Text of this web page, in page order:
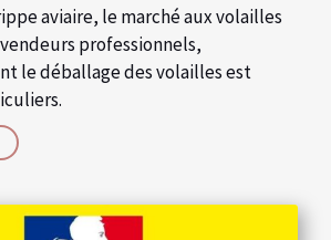
aviaire, le marché aux volailles
professionnels,
le déballage des volailles est